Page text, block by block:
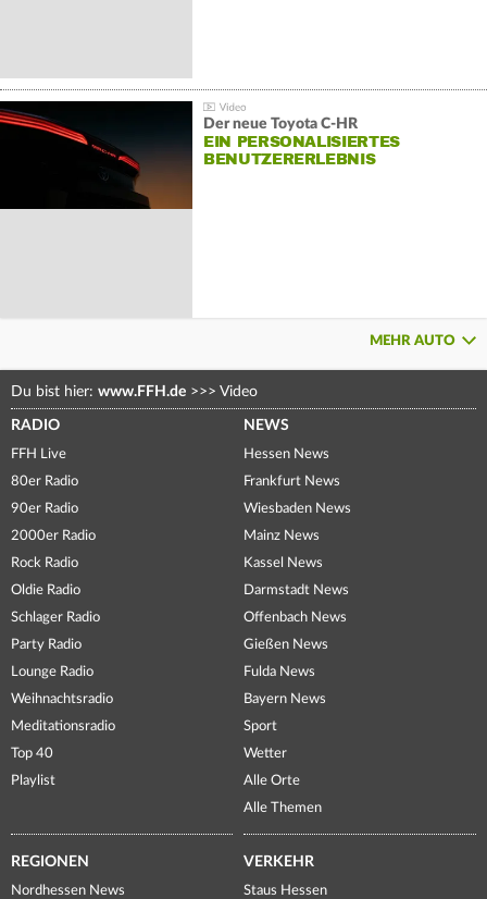
Der neue Toyota C-HR
EIN PERSONALISIERTES
BENUTZERERLEBNIS
MEHR AUTO
Du bist hier: www.FFH.de >>> Video
RADIO
FFH Live
80er Radio
90er Radio
2000er Radio
Rock Radio
Oldie Radio
Schlager Radio
Party Radio
Lounge Radio
Weihnachtsradio
Meditationsradio
Top 40
Playlist
NEWS
Hessen News
Frankfurt News
Wiesbaden News
Mainz News
Kassel News
Darmstadt News
Offenbach News
Gießen News
Fulda News
Bayern News
Sport
Wetter
Alle Orte
Alle Themen
REGIONEN
Nordhessen News
VERKEHR
Staus Hessen